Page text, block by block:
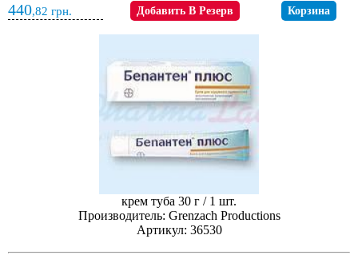
440,82 грн. Добавить В Резерв Корзина
крем туба 30 г / 1 шт.
Производитель: Grenzach Productions
Артикул: 36530